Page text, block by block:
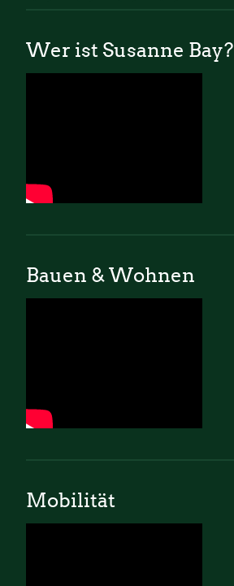
Wer ist Susanne Bay?
Bauen & Wohnen
Mobilität